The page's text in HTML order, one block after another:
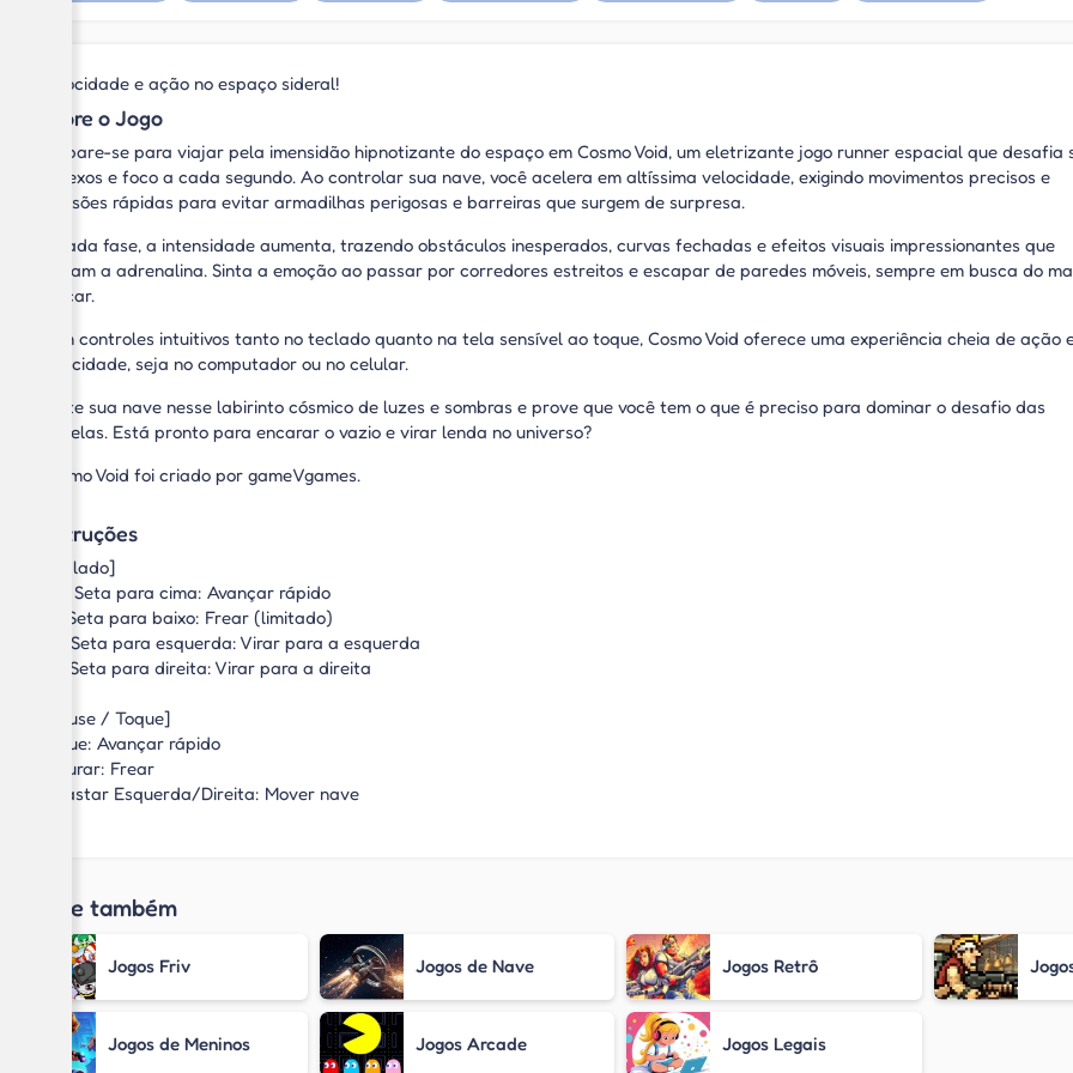
Velocidade e ação no espaço sideral!
Sobre o Jogo
Prepare-se para viajar pela imensidão hipnotizante do espaço em Cosmo Void, um eletrizante jogo runner espacial que desafia
reflexos e foco a cada segundo. Ao controlar sua nave, você acelera em altíssima velocidade, exigindo movimentos precisos e
decisões rápidas para evitar armadilhas perigosas e barreiras que surgem de surpresa.
A cada fase, a intensidade aumenta, trazendo obstáculos inesperados, curvas fechadas e efeitos visuais impressionantes que
elevam a adrenalina. Sinta a emoção ao passar por corredores estreitos e escapar de paredes móveis, sempre em busca do
placar.
Com controles intuitivos tanto no teclado quanto na tela sensível ao toque, Cosmo Void oferece uma experiência cheia de ação
velocidade, seja no computador ou no celular.
Pilote sua nave nesse labirinto cósmico de luzes e sombras e prove que você tem o que é preciso para dominar o desafio das
estrelas. Está pronto para encarar o vazio e virar lenda no universo?
Cosmo Void foi criado por gameVgames.
Instruções
[Teclado]
W / Seta para cima: Avançar rápido
S / Seta para baixo: Frear (limitado)
A / Seta para esquerda: Virar para a esquerda
D / Seta para direita: Virar para a direita
[Mouse / Toque]
Toque: Avançar rápido
Segurar: Frear
Arrastar Esquerda/Direita: Mover nave
Jogue também
Jogos Friv Jogos de Nave Jogos Retrô
Jogos de Meninos Jogos Arcade Jogos Legais